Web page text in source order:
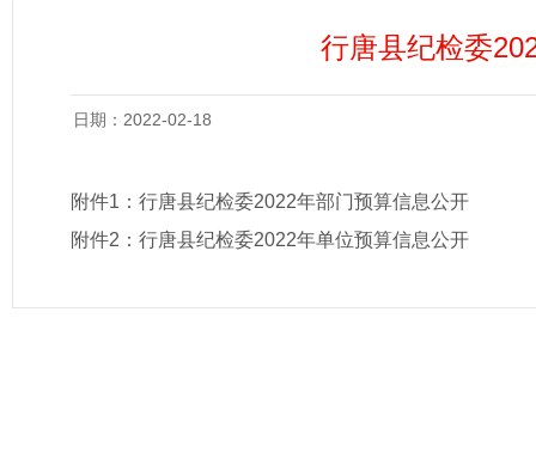
行唐县纪检委
日期：2022-02-18
附件1： 行唐县纪检委2022年部门预算信息公开
附件2： 行唐县纪检委2022年单位预算信息公开